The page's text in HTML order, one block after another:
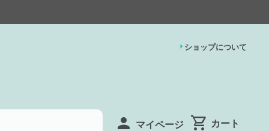
ショップについて
マイページ